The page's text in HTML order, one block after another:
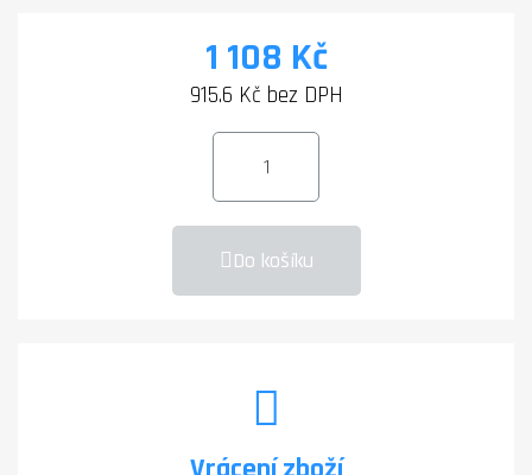
1 108 Kč
915.6 Kč bez DPH
Do košíku